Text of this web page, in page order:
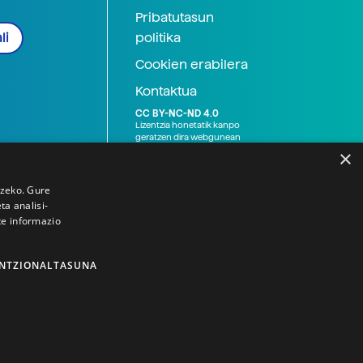
Pribatutasun
politika
Cookien erabilera
Kontaktua
CC BY-NC-ND 4.0
Lizentzia honetatik kanpo
geratzen dira webgunean
×
Gure
analisi-
informazio